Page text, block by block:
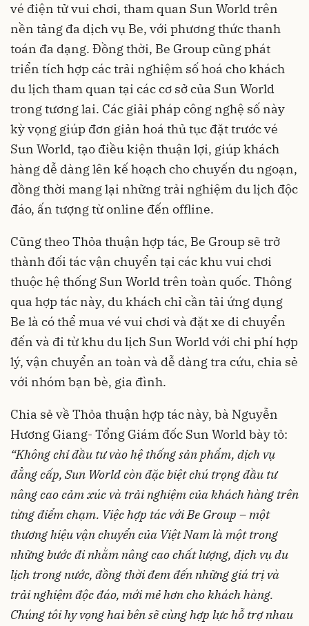
vé điện tử vui chơi, tham quan Sun World trên
nền tảng đa dịch vụ Be, với phương thức thanh
toán đa dạng. Đồng thời, Be Group cũng phát
triển tích hợp các trải nghiệm số hoá cho khách
du lịch tham quan tại các cơ sở của Sun World
trong tương lai. Các giải pháp công nghệ số này
kỳ vọng giúp đơn giản hoá thủ tục đặt trước vé
Sun World, tạo điều kiện thuận lợi, giúp khách
hàng dễ dàng lên kế hoạch cho chuyến du ngoạn,
đồng thời mang lại những trải nghiệm du lịch độc
đáo, ấn tượng từ online đến offline.
Cũng theo Thỏa thuận hợp tác, Be Group sẽ trở
thành đối tác vận chuyển tại các khu vui chơi
thuộc hệ thống Sun World trên toàn quốc. Thông
qua hợp tác này, du khách chỉ cần tải ứng dụng
Be là có thể mua vé vui chơi và đặt xe di chuyển
đến và đi từ khu du lịch Sun World với chi phí hợp
lý, vận chuyển an toàn và dễ dàng tra cứu, chia sẻ
với nhóm bạn bè, gia đình.
Chia sẻ về Thỏa thuận hợp tác này, bà Nguyễn
Hương Giang- Tổng Giám đốc Sun World bày tỏ:
“Không chỉ đầu tư vào hệ thống sản phẩm, dịch vụ
đẳng cấp, Sun World còn đặc biệt chú trọng đầu tư
nâng cao cảm xúc và trải nghiệm của khách hàng trên
từng điểm chạm. Việc hợp tác với Be Group – một
thương hiệu vận chuyển của Việt Nam là một trong
những bước đi nhằm nâng cao chất lượng, dịch vụ du
lịch trong nước, đồng thời đem đến những giá trị và
trải nghiệm độc đáo, mới mẻ hơn cho khách hàng.
Chúng tôi hy vọng hai bên sẽ cùng hợp lực hỗ trợ nhau